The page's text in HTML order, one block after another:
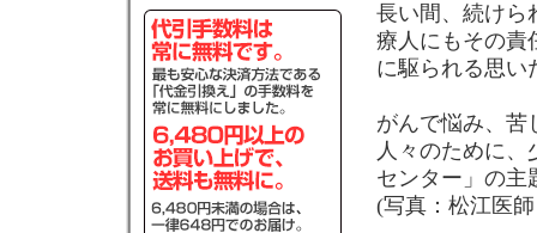
長い間、続けら
療人にもその責
に駆られる思い
がんで悩み、苦
人々のために
センター」の主
(写真：松江医